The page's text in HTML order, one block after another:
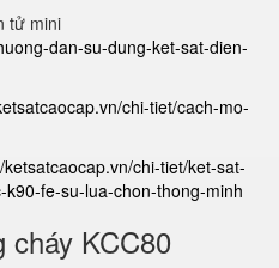
tử mini
dan-su-dung-ket-sat-dien-
chi-tiet/cach-mo-
ketsatcaocap.vn/chi-tiet/ket-sat-
fe-su-lua-chon-thong-minh
cháy KCC80